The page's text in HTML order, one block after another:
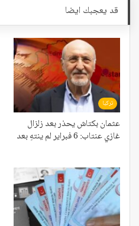
قد يعجبك ايضا
تركيا
عثمان بكتاش يحذر بعد زلزال
غازي عنتاب: 6 فبراير لم ينتهِ بعد